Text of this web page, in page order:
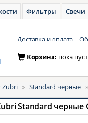
Фильтры Свечи
Доставка и оплата
Корзина: пока
Zubri » Standard черные »
Standard черные